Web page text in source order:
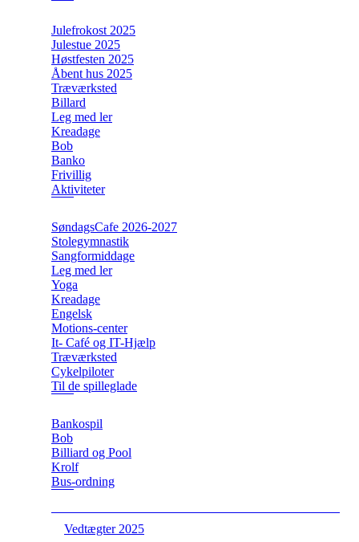
Julefrokost 2025
Julestue 2025
Høstfesten 2025
Åbent hus 2025
Træværksted
Billard
Leg med ler
Kreadage
Bob
Banko
Frivillig
Aktiviteter
SøndagsCafe 2026-2027
Stolegymnastik
Sangformiddage
Leg med ler
Yoga
Kreadage
Engelsk
Motions-center
It- Café og IT-Hjælp
Træværksted
Cykelpiloter
Til de spilleglade
Bankospil
Bob
Billiard og Pool
Krolf
Bus-ordning
Vedtægter 2025